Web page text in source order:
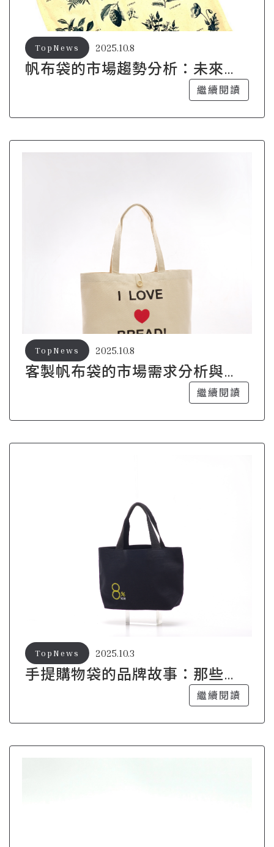
帆布袋的市場趨勢分析：未來發
2025.10.8
TopNews
繼續閱讀
客製帆布袋的市場需求分析與投
2025.10.8
TopNews
繼續閱讀
手提購物袋的品牌故事：那些值
2025.10.3
TopNews
繼續閱讀